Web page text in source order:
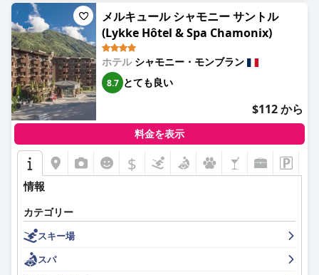
「オーベルジュ・デュ・マノワール」のスタッフは、その並外れ
た親しみやすさ、気配り、プロ意識が一貫して称賛されており、
温かく歓迎的な雰囲気を作り出しています。Wi-Fiサービスは、接
続が遅く不安定であるという意見が頻繁に見られ、評価が分かれ
ていますが、ホテル全体の満足度は高いままです。
スパエリアには、モンブランの息を呑むような景色を望む屋外サ
ウナとジャグジーがあり、滞在をさらに充実させます。ゲスト
は、スパをプライベートに利用できる点を高く評価しています
が、一部のゲストはその費用をデメリットとして挙げています。
駐車場は便利で安全であり、車で旅行する人にとって魅力的な要
素となっています。ファミリーにも最適な宿泊施設であり、広々
としたファミリールームと、大人と子供の両方に適した静かな環
境を楽しめます。
高品質で快適なベッドは、わずかな好みの違い（より柔らかいベ
ッドを好むなど）はあるものの、ゲストエクスペリエンスをさら
に高めています。確かな3つ星ホテルとして、「オーベルジュ・
デュ・マノワール」はコストパフォーマンスに優れており、ゲス
トに楽しい思い出と、また来たいという気持ちを残します。
メルキュール シャモニー サントル
(Lykke Hôtel & Spa Chamonix)
ホテル シャモニー・モンブラン
8.7 とても良い
$112 から
料金を表示
$
情報
カテゴリー
スキー場
スパ